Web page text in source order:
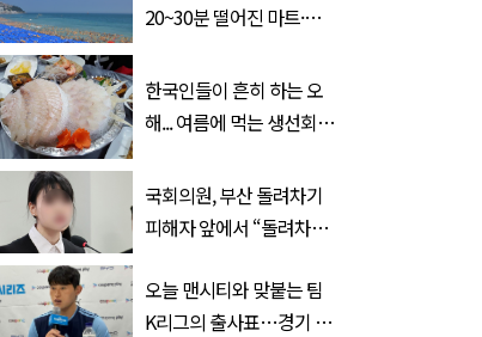
20~30분 떨어진 마트·주
속출, 반응 폭발
한국인들이 흔히 하는 오
해... 여름에 먹는 생선회가
국회의원, 부산 돌려차기
피해자 앞에서 “돌려차기
오늘 맨시티와 맞붙는 팀
K리그의 출사표…경기 시